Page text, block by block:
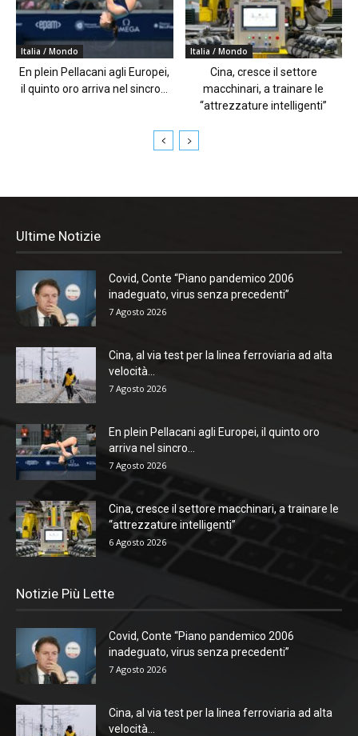
Italia / Mondo
En plein Pellacani agli Europei,
il quinto oro arriva nel sincro...
Italia / Mondo
Cina, cresce il settore
macchinari, a trainare le
“attrezzature intelligenti”
Ultime Notizie
Covid, Conte “Piano pandemico 2006
inadeguato, virus senza precedenti”
7 Agosto 2026
Cina, al via test per la linea ferroviaria ad alta
velocità...
7 Agosto 2026
En plein Pellacani agli Europei, il quinto oro
arriva nel sincro...
7 Agosto 2026
Cina, cresce il settore macchinari, a trainare le
“attrezzature intelligenti”
6 Agosto 2026
Notizie Più Lette
Covid, Conte “Piano pandemico 2006
inadeguato, virus senza precedenti”
7 Agosto 2026
Cina, al via test per la linea ferroviaria ad alta
velocità...